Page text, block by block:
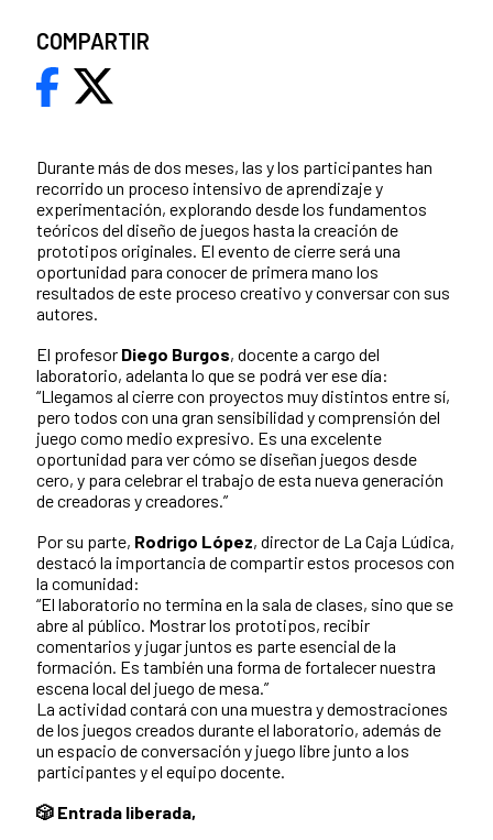
Durante más de dos meses, las y los participantes han
recorrido un proceso intensivo de aprendizaje y
experimentación, explorando desde los fundamentos
teóricos del diseño de juegos hasta la creación de
prototipos originales. El evento de cierre será una
oportunidad para conocer de primera mano los
resultados de este proceso creativo y conversar con sus
autores.
El profesor Diego Burgos, docente a cargo del
laboratorio, adelanta lo que se podrá ver ese día:
“Llegamos al cierre con proyectos muy distintos entre sí,
pero todos con una gran sensibilidad y comprensión del
juego como medio expresivo. Es una excelente
oportunidad para ver cómo se diseñan juegos desde
cero, y para celebrar el trabajo de esta nueva generación
de creadoras y creadores.”
Por su parte, Rodrigo López, director de La Caja Lúdica,
destacó la importancia de compartir estos procesos con
la comunidad:
“El laboratorio no termina en la sala de clases, sino que se
abre al público. Mostrar los prototipos, recibir
comentarios y jugar juntos es parte esencial de la
formación. Es también una forma de fortalecer nuestra
escena local del juego de mesa.”
La actividad contará con una muestra y demostraciones
de los juegos creados durante el laboratorio, además de
un espacio de conversación y juego libre junto a los
participantes y el equipo docente.
🎲 Entrada liberada,
COMPARTIR